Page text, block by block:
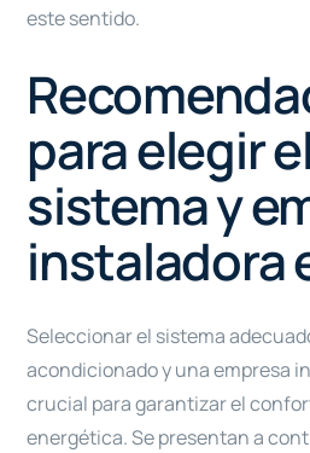
este sentido.
para elegir
sistema y
instaladora
Seleccionar el sistema
acondicionado y una empresa
crucial para garantizar el
energética. Se presentan a